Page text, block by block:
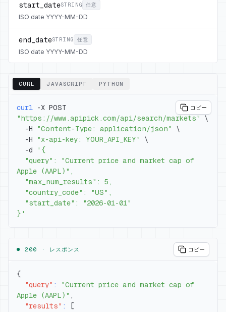
start_dateSTRING 任意
ISO date YYYY-MM-DD
end_dateSTRING 任意
ISO date YYYY-MM-DD
CURL JAVASCRIPT PYTHON
コピー
curl
"https://www.apipick.com/api/search/markets"
\
  -H
"Content-Type: application/json"
\
  -H
"x-api-key: YOUR_API_KEY"
\
  -d
}'
● 200 · レスポンス コピー
{
"query" :
"Current price and market cap of
Apple (AAPL)" ,
"results" :
[